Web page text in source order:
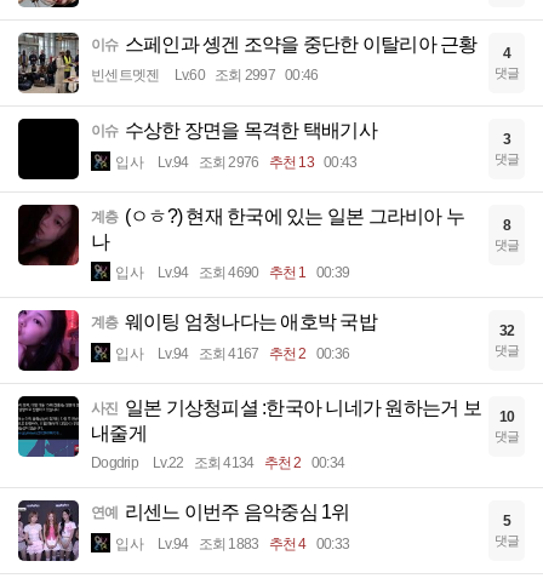
이슈 스페인과 솅겐 조약을 중단한 이탈리아 근황
빈센트멧젠 Lv.60 조회 2997 00:46
4
댓글
이슈 수상한 장면을 목격한 택배기사
입사 Lv.94 조회 2976 추천 13 00:43
3
댓글
계층 (ㅇㅎ?) 현재 한국에 있는 일본 그라비아 누
나
입사 Lv.94 조회 4690 추천 1 00:39
8
댓글
계층 웨이팅 엄청나다는 애호박 국밥
입사 Lv.94 조회 4167 추천 2 00:36
32
댓글
사진 일본 기상청피셜 :한국아 니네가 원하는거 보
내줄게
Dogdrip Lv.22 조회 4134 추천 2 00:34
10
댓글
연예 리센느 이번주 음악중심 1위
입사 Lv.94 조회 1883 추천 4 00:33
5
댓글